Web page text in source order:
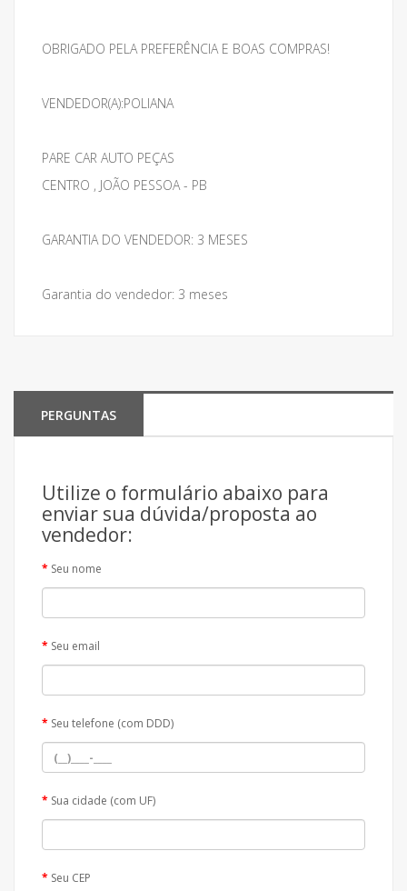
OBRIGADO PELA PREFERÊNCIA E BOAS COMPRAS!
VENDEDOR(A):POLIANA
PARE CAR AUTO PEÇAS
CENTRO , JOÃO PESSOA - PB
GARANTIA DO VENDEDOR: 3 MESES
Garantia do vendedor: 3 meses
PERGUNTAS
Utilize o formulário abaixo para
enviar sua dúvida/proposta ao
vendedor:
Seu nome
Seu email
Seu telefone (com DDD)
Sua cidade (com UF)
Seu CEP